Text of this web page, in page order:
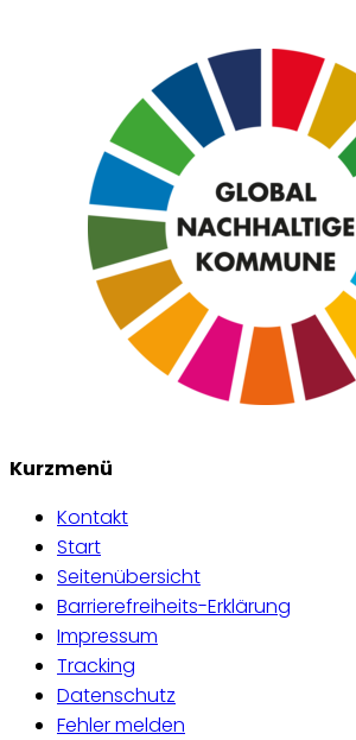
Kurzmenü
Kontakt
Start
Seitenübersicht
Barrierefreiheits-Erklärung
Impressum
Tracking
Datenschutz
Fehler melden